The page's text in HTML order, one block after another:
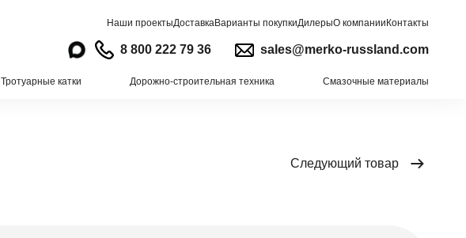
Наши проектыДоставкаВарианты покупкиДилерыО компании Контакты
8 800 222 79 36 sales@merko-russland.com
Тротуарные катки Дорожно-строительная техника Смазочные материалы
Следующий товар